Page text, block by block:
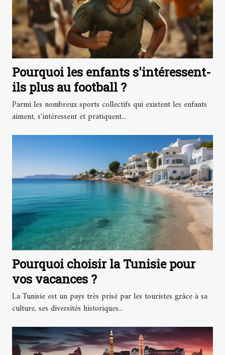
Pourquoi les enfants s'intéressent-
ils plus au football ?
Parmi les nombreux sports collectifs qui existent les enfants
aiment, s'intéressent et pratiquent...
Pourquoi choisir la Tunisie pour
vos vacances ?
La Tunisie est un pays très prisé par les touristes grâce à sa
culture, ses diversités historiques...